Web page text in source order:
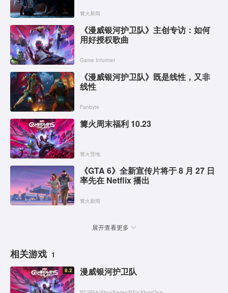
篝火新闻
《漫威银河护卫队》主创专访：如何
用好授权歌曲
Game Informer
《漫威银河护卫队》既是线性，又非
线性
Fanbyte
篝火周末福利 10.23
篝火营地
《GTA 6》全新宣传片将于 8 月 27 日
率先在 Netflix 播出
篝火新闻
展开查看更多
相关游戏 1
8.2 漫威银河护卫队